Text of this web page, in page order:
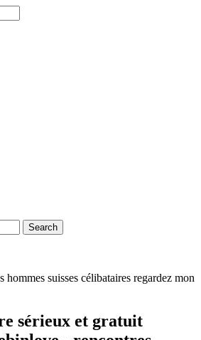
hommes suisses célibataires regardez mon
sérieux et gratuit